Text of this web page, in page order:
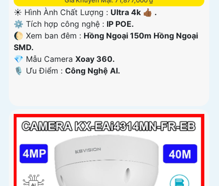
☀️ Hình Ành Chất Lượng : Ultra 4k 👍🏾 .
⚙ Tích hợp công nghệ : IP POE.
🌔 Xem ban đêm : Hồng Ngoại 150m Hồng Ngoại
SMD.
💎 Mẫu Camera Xoay 360.
️🎙 Ưu Điểm : Công Nghệ AI.